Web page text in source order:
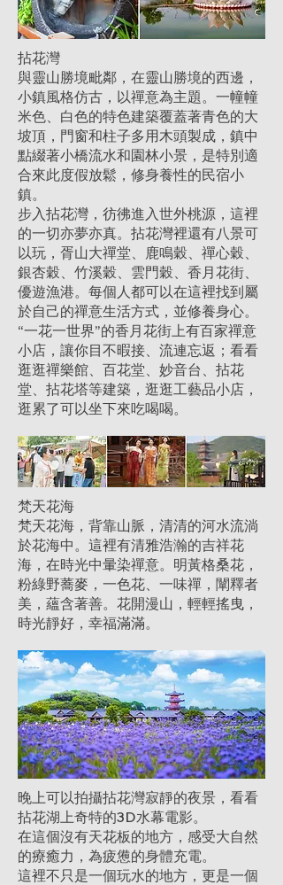
拈花灣
與靈山勝境毗鄰，在靈山勝境的西邊，
小鎮風格仿古，以禪意為主題。一幢幢
米色、白色的特色建築覆蓋著青色的大
坡頂，門窗和柱子多用木頭製成，鎮中
點綴著小橋流水和園林小景，是特別適
合來此度假放鬆，修身養性的民宿小
鎮。
步入拈花灣，彷彿進入世外桃源，這裡
的一切亦夢亦真。拈花灣裡還有八景可
以玩，胥山大禪堂、鹿鳴穀、禪心穀、
銀杏穀、竹溪穀、雲門穀、香月花街、
優遊漁港。每個人都可以在這裡找到屬
於自己的禪意生活方式，並修養身心。
“一花一世界”的香月花街上有百家禪意
小店，讓你目不暇接、流連忘返；看看
逛逛禪樂館、百花堂、妙音台、拈花
堂、拈花塔等建築，逛逛工藝品小店，
逛累了可以坐下來吃喝喝。
梵天花海
梵天花海，背靠山脈，清清的河水流淌
於花海中。這裡有清雅浩瀚的吉祥花
海，在時光中暈染禪意。明黃格桑花，
粉綠野蕎麥，一色花、一味禪，闡釋者
美，蘊含著善。花開漫山，輕輕搖曳，
時光靜好，幸福滿滿。
晚上可以拍攝拈花灣寂靜的夜景，看看
拈花湖上奇特的3D水幕電影。
在這個沒有天花板的地方，感受大自然
的療癒力，為疲憊的身體充電。
這裡不只是一個玩水的地方，更是一個